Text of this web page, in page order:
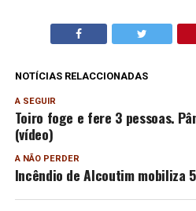
NOTÍCIAS RELACCIONADAS
A SEGUIR
Toiro foge e fere 3 pessoas.
(vídeo)
A NÃO PERDER
Incêndio de Alcoutim mobiliza